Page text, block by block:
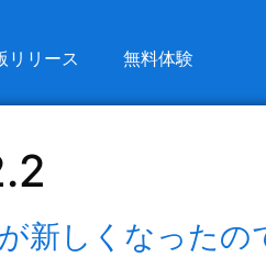
リリース 無料体験
新しくなったの